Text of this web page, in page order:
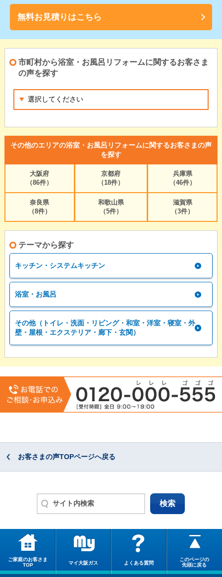
無料お見積りはこちら
市町村から浴室・お風呂リフォームに関するお客さま
の声を探す
その他のエリアの浴室・お風呂リフォームに関するお客さまの声
を探す
大阪府
（86件）
京都府
（18件）
兵庫県
（46件）
奈良県
（8件）
和歌山県
（5件）
滋賀県
（3件）
テーマから探す
キッチン・システムキッチン
浴室・お風呂
その他（トイレ・洗面・リビング・和室・洋室・寝室・外
壁・屋根・エクステリア・廊下・玄関）
お客さまの声TOPページへ戻る
ご家庭のお客さま
TOP
マイ大阪ガス よくある質問
このページの
先頭に戻る